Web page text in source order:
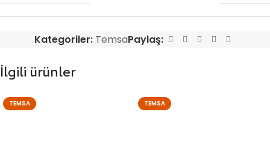
Kategoriler: TemsaPaylaş:
İlgili ürünler
TEMSA TEMSA